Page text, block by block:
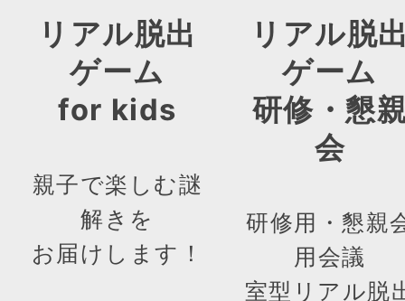
リアル脱出
ゲーム
for kids
親子で楽しむ謎
解きを
お届けします！
リアル脱
ゲーム
研修・懇
会
研修用・懇親
用会議
室型リアル脱